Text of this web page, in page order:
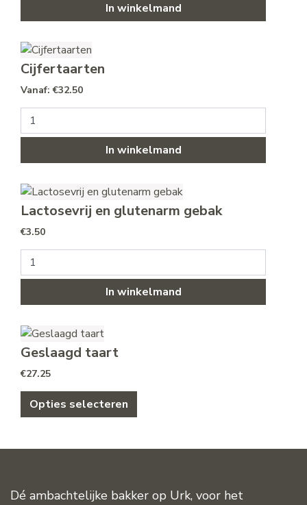
In winkelmand
Cijfertaarten
€32.50
Cijfertaarten aantal
In winkelmand
Lactosevrij en glutenarm gebak
€3.50
Lactosevrij en glutenarm gebak aantal
In winkelmand
Geslaagd taart
€27.25
Opties selecteren
Dé ambachtelijke bakker op Urk, voor het